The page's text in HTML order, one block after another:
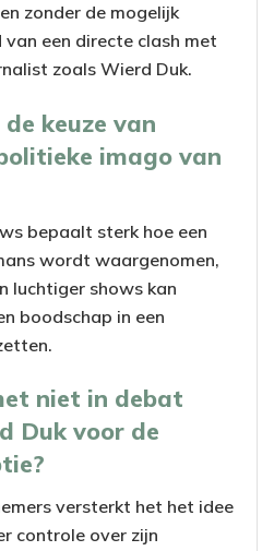
zonder de mogelijk
een directe clash met
zoals Wierd Duk.
keuze van
imago van
bepaalt sterk hoe een
wordt waargenomen,
luchtiger shows kan
boodschap in een
niet in debat
Duk voor de
versterkt het het idee
controle over zijn